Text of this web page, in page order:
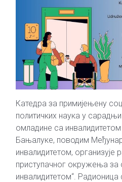
Катедра за примијењену
политичких наука у
омладине са инвалидитетом
Бањалуке, поводим
инвалидитетом, организује
приступачног окружења за
инвалидитетом“.